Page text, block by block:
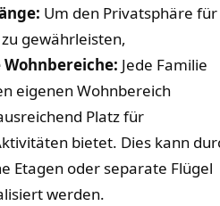
Um den Privatsphäre für
gewährleisten,
Jede Familie
eigenen Wohnbereich
Platz für‌
bietet. Dies kann
Etagen oder separate Flügel
werden.